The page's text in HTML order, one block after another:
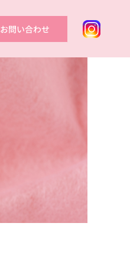
お問い合わせ